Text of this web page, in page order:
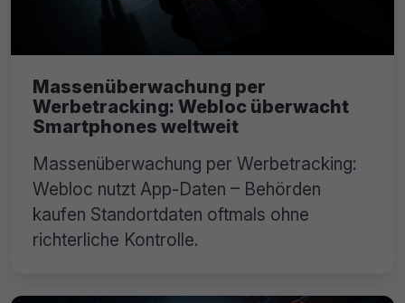
Massenüberwachung per
Werbetracking: Webloc überwacht
Smartphones weltweit
Massenüberwachung per Werbetracking:
Webloc nutzt App-Daten – Behörden
kaufen Standortdaten oftmals ohne
richterliche Kontrolle.